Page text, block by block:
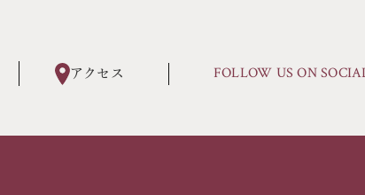
アクセス FOLLOW US ON